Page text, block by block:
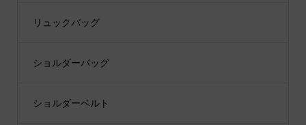
リュックバッグ
ショルダーバッグ
ショルダーベルト